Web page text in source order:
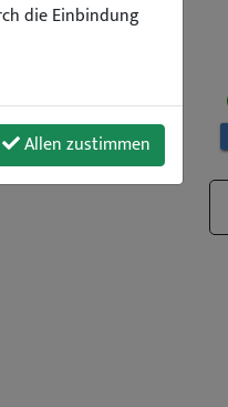
die Einbindung
Allen zustimmen